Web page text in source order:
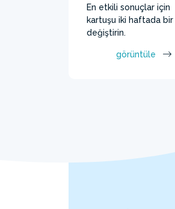
En etkili sonuçlar için
kartuşu iki haftada bir
değiştirin.
görüntüle